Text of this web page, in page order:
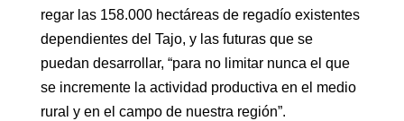
regar las 158.000 hectáreas de regadío existentes
dependientes del Tajo, y las futuras que se
puedan desarrollar, “para no limitar nunca el que
se incremente la actividad productiva en el medio
rural y en el campo de nuestra región”.